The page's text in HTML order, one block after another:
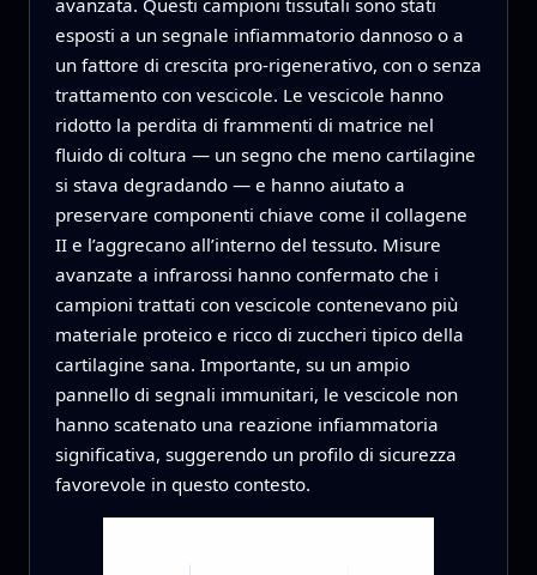
esposti a un segnale infiammatorio dannoso o a
un fattore di crescita pro‑rigenerativo, con o senza
trattamento con vescicole. Le vescicole hanno
ridotto la perdita di frammenti di matrice nel
fluido di coltura — un segno che meno cartilagine
si stava degradando — e hanno aiutato a
preservare componenti chiave come il collagene
II e l’aggrecano all’interno del tessuto. Misure
avanzate a infrarossi hanno confermato che i
campioni trattati con vescicole contenevano più
materiale proteico e ricco di zuccheri tipico della
cartilagine sana. Importante, su un ampio
pannello di segnali immunitari, le vescicole non
hanno scatenato una reazione infiammatoria
significativa, suggerendo un profilo di sicurezza
favorevole in questo contesto.